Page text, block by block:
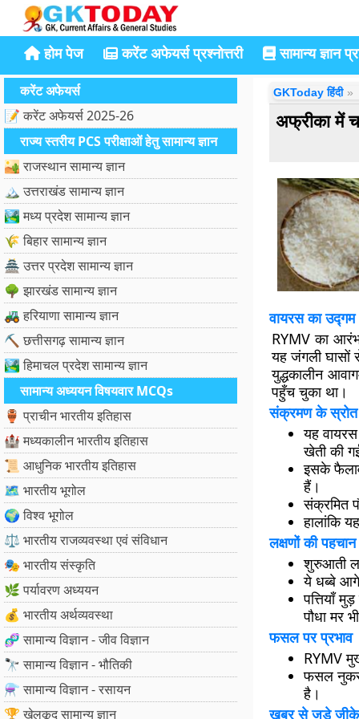
होम पेज करेंट अफेयर्स प्रश्नोत्तरी सामान्य ज्ञान
करेंट अफेयर्स
📝 करेंट अफेयर्स 2025-26
राज्य स्तरीय PCS परीक्षाओं हेतु सामान्य ज्ञान
🏜️ राजस्थान सामान्य ज्ञान
🏔️ उत्तराखंड सामान्य ज्ञान
🏞️ मध्य प्रदेश सामान्य ज्ञान
🌾 बिहार सामान्य ज्ञान
🏯 उत्तर प्रदेश सामान्य ज्ञान
🌳 झारखंड सामान्य ज्ञान
🚜 हरियाणा सामान्य ज्ञान
⛏️ छत्तीसगढ़ सामान्य ज्ञान
🏞️ हिमाचल प्रदेश सामान्य ज्ञान
सामान्य अध्ययन विषयवार MCQs
🏺 प्राचीन भारतीय इतिहास
🏰 मध्यकालीन भारतीय इतिहास
📜 आधुनिक भारतीय इतिहास
🗺️ भारतीय भूगोल
🌍 विश्व भूगोल
⚖️ भारतीय राजव्यवस्था एवं संविधान
🎭 भारतीय संस्कृति
🌿 पर्यावरण अध्ययन
💰 भारतीय अर्थव्यवस्था
🧬 सामान्य विज्ञान - जीव विज्ञान
🔭 सामान्य विज्ञान - भौतिकी
⚗️ सामान्य विज्ञान - रसायन
🏆 खेलकूद सामान्य ज्ञान
GKToday हिंदी
अफ्रीका में
वायरस का
RYMV का
यह जंगली घासों
युद्धकालीन
पहुँच चुका था।
संक्रमण के स्रोत
यह
खेती की
इसके
हैं।
संक्रमित
हालांकि
लक्षणों की पहचान
शुरुआती
ये धब्बे आगे
पत्तियाँ
पौधा मर
फसल पर प्रभाव
RYMV
फसल
है।
खबर से जुड़े